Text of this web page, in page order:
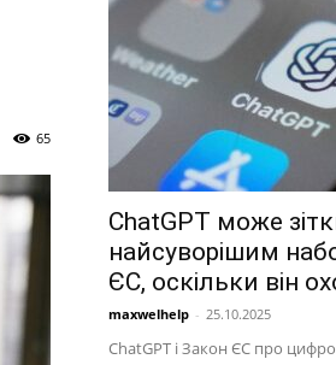
65
ChatGPT може
найсуворішим
ЄС, оскільки він
maxwelhelp - 25.10.2025
ChatGPT і Закон ЄС про